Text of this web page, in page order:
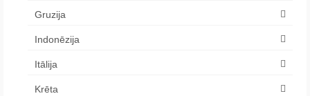
Gruzija
Indonēzija
Itālija
Krēta